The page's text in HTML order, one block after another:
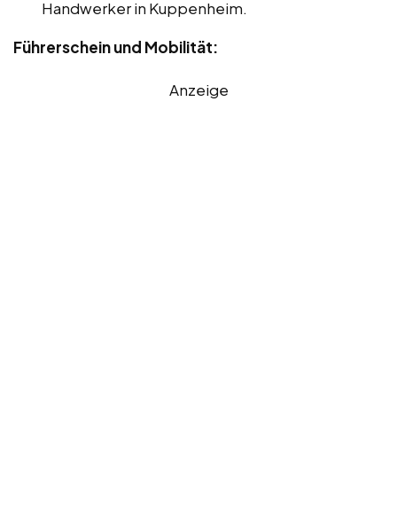
Handwerker in Kuppenheim.
Führerschein und Mobilität:
Anzeige